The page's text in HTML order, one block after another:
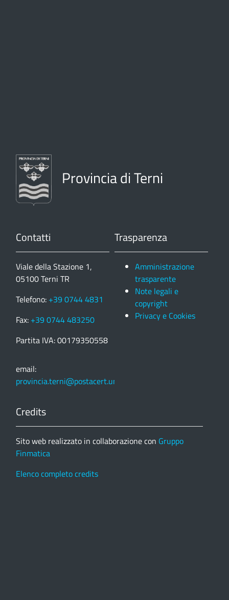
Provincia di Terni
Contatti
Viale della Stazione 1,
05100 Terni TR
Telefono: +39 0744 4831
Fax: +39 0744 483250
Partita IVA: 00179350558
email:
provincia.terni@postacert.umbria.it
Trasparenza
Amministrazione
trasparente
Note legali e
copyright
Privacy e Cookies
Credits
Sito web realizzato in collaborazione con Gruppo
Finmatica
Elenco completo credits